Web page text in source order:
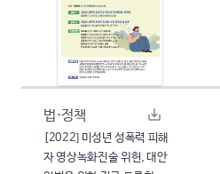
법·정책
[2022] 미성년 성폭력 피해
자 영상녹화진술 위헌, 대안